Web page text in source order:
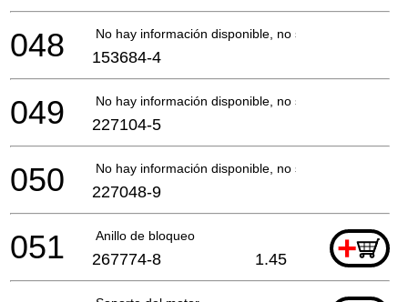
No hay información disponible, no se puede pedir
048 153684-4
No hay información disponible, no se puede pedir
049 227104-5
No hay información disponible, no se puede pedir
050 227048-9
Anillo de bloqueo +
051 267774-8 1.45